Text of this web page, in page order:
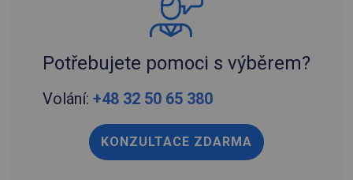
Potřebujete pomoci s výběrem?
Volání: +48 32 50 65 380
KONZULTACE ZDARMA